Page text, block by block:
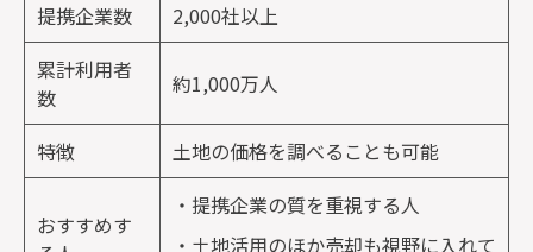
提携企業数
2,000社以上
累計利用者
数
約1,000万人
特徴 土地の価格を調べることも可能
おすすめす
・提携企業の質を重視する人
・土地活用のほか売却も視野に入れて